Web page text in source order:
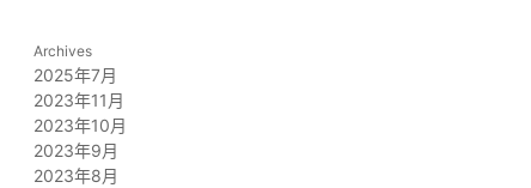
Archives
2025年7月
2023年11月
2023年10月
2023年9月
2023年8月